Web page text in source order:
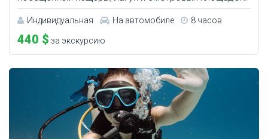
Индивидуальная На автомобиле 8 часов
440 $ за экскурсию